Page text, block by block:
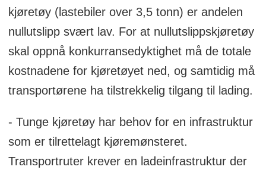
kjøretøy (lastebiler over 3,5 tonn) er andelen
nullutslipp svært lav. For at nullutslippskjøretøy
skal oppnå konkurransedyktighet må de totale
kostnadene for kjøretøyet ned, og samtidig må
transportørene ha tilstrekkelig tilgang til lading.
- Tunge kjøretøy har behov for en infrastruktur
som er tilrettelagt kjøremønsteret.
Transportruter krever en ladeinfrastruktur der